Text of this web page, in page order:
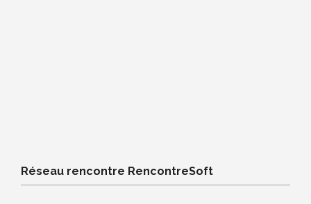
Réseau rencontre RencontreSoft